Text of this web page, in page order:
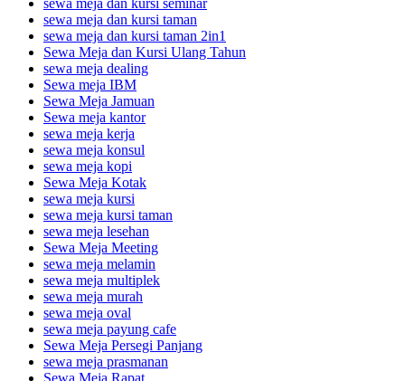
sewa meja dan kursi taman
sewa meja dan kursi taman 2in1
Sewa Meja dan Kursi Ulang Tahun
sewa meja dealing
Sewa meja IBM
Sewa Meja Jamuan
Sewa meja kantor
sewa meja kerja
sewa meja konsul
sewa meja kopi
Sewa Meja Kotak
sewa meja kursi
sewa meja kursi taman
sewa meja lesehan
Sewa Meja Meeting
sewa meja melamin
sewa meja multiplek
sewa meja murah
sewa meja oval
sewa meja payung cafe
Sewa Meja Persegi Panjang
sewa meja prasmanan
Sewa Meja Rapat